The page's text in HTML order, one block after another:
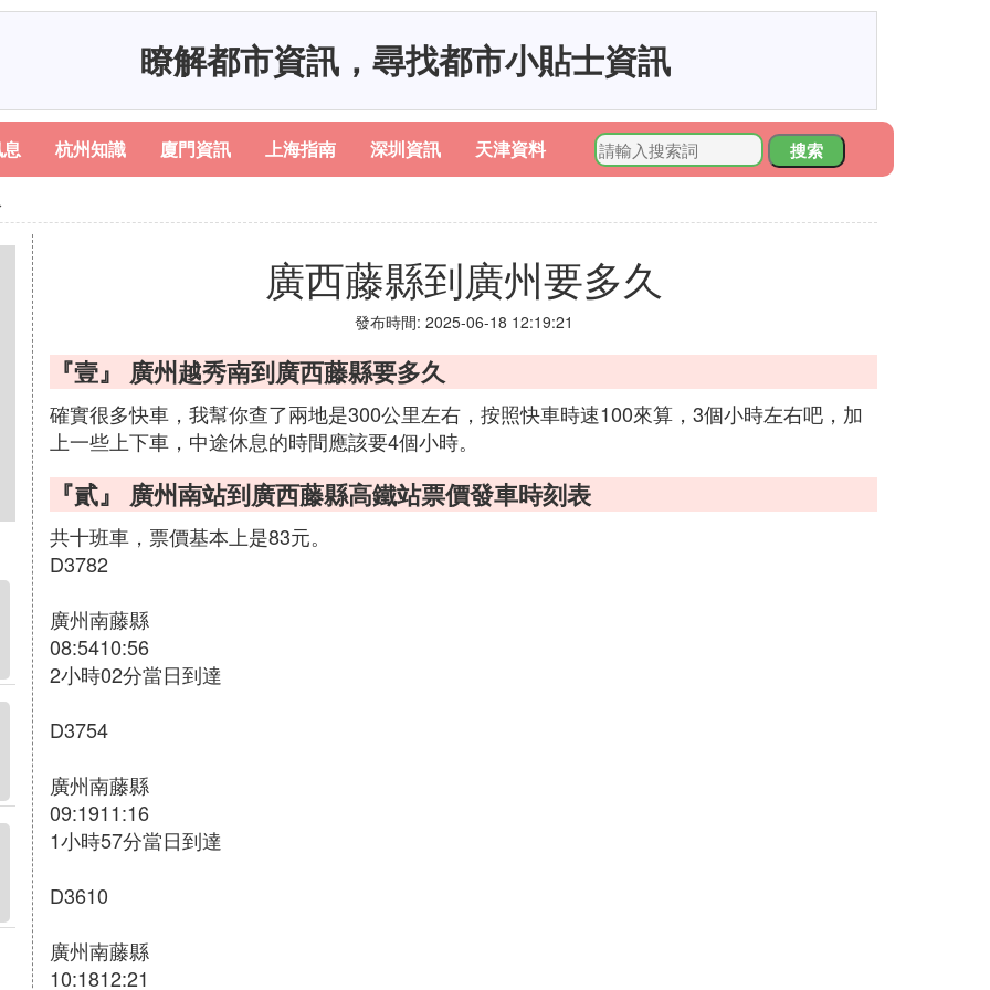
瞭解都市資訊，尋找都市小貼士資訊
杭州知識 廈門資訊 上海指南 深圳資訊 天津資料
搜索
廣西藤縣到廣州要多久
發布時間: 2025-06-18 12:19:21
『壹』 廣州越秀南到廣西藤縣要多久
確實很多快車，我幫你查了兩地是300公里左右，按照快車時速100來算，3個小時左右吧，加
上一些上下車，中途休息的時間應該要4個小時。
『貳』 廣州南站到廣西藤縣高鐵站票價發車時刻表
共十班車，票價基本上是83元。
D3782
廣州南藤縣
08:5410:56
2小時02分當日到達
D3754
廣州南藤縣
09:1911:16
1小時57分當日到達
D3610
廣州南藤縣
10:1812:21